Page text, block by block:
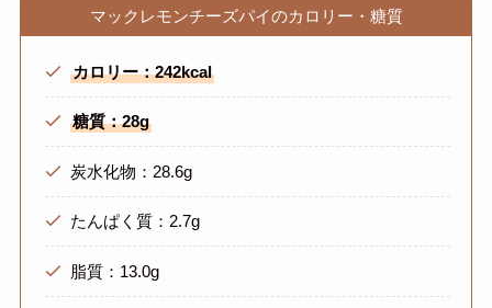
マックレモンチーズパイのカロリー・糖質
カロリー：242kcal
糖質：28g
炭水化物：28.6g
たんぱく質：2.7g
脂質：13.0g